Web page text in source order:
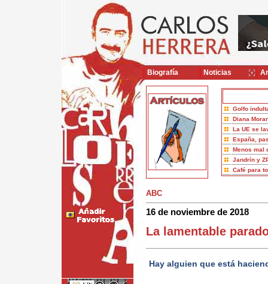
Golfo
Diana
La UE se
España,
Menos mal
Jandrín y
Café para
ABC
16 de noviembre de 2018
La lamentable
Hay alguien que está
Biografía Noticias